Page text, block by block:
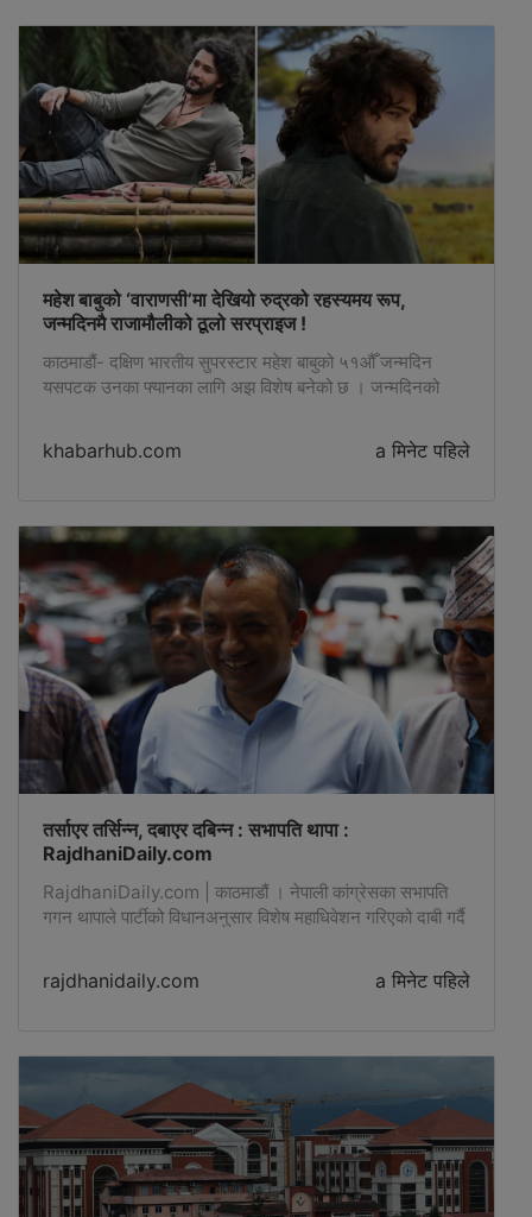
महेश बाबुको ‘वाराणसी’मा देखियो रुद्रको रहस्यमय रूप,
जन्मदिनमै राजामौलीको ठूलो सरप्राइज !
काठमाडौं- दक्षिण भारतीय सुपरस्टार महेश बाबुको ५१औँ जन्मदिन
यसपटक उनका फ्यानका लागि अझ विशेष बनेको छ । जन्मदिनको
‘वाराणसी’बाट महेश बाबुको पहिलो लुक सार्वजनिक गरिएको छ ।
‘रुद्र’को रूपमा सार्वजनिक उनको लुकले अहिले सामाजिक सञ्जालमा
khabarhub.com a मिनेट पहिले
तर्साएर तर्सिन्न, दबाएर दबिन्न : सभापति थापा :
RajdhaniDaily.com
RajdhaniDaily.com | काठमाडौं । नेपाली कांग्रेसका सभापति
गगन थापाले पार्टीको विधानअनुसार विशेष महाधिवेशन गरिएको दाबी गर्दै
rajdhanidaily.com a मिनेट पहिले